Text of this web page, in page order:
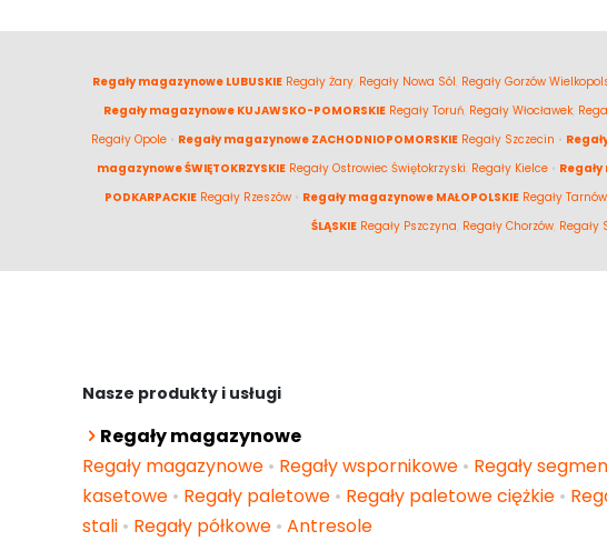
Regały magazynowe LUBUSKIE Regały Żary Regały Nowa Sól Regały Gorzów
Regały magazynowe KUJAWSKO-POMORSKIE Regały Toruń Regały Włocławek
Regały Opole • Regały magazynowe ZACHODNIOPOMORSKIE Regały Szczecin •
magazynowe ŚWIĘTOKRZYSKIE Regały Ostrowiec Świętokrzyski Regały Kielce•
PODKARPACKIE Regały Rzeszów• Regały magazynowe MAŁOPOLSKIE Regały Tarnów,
ŚLĄSKIE Regały Pszczyna Regały Chorzów Regały
Nasze produkty i usługi
Regały magazynowe
Regały magazynowe • Regały wspornikowe • Regały
kasetowe • Regały paletowe • Regały paletowe ciężkie •
stali • Regały półkowe • Antresole